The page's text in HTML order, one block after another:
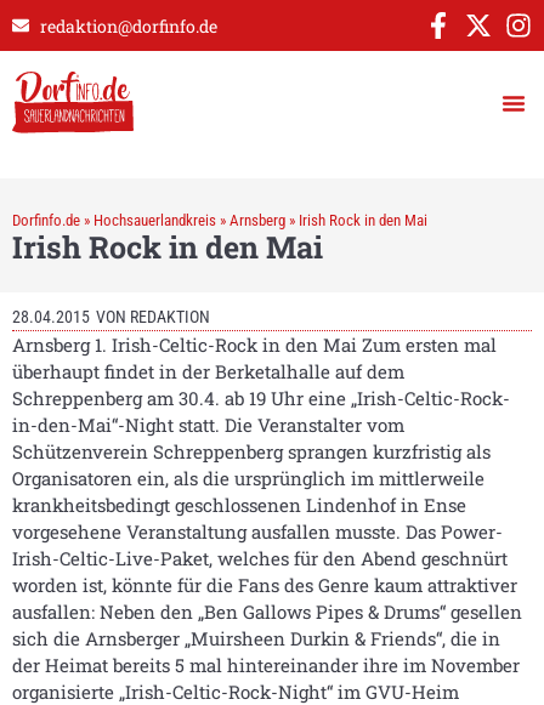
redaktion@dorfinfo.de
Dorfinfo.de » Hochsauerlandkreis » Arnsberg » Irish Rock in den Mai
Irish Rock in den Mai
28.04.2015 VON REDAKTION
Arnsberg 1. Irish-Celtic-Rock in den Mai Zum ersten mal
überhaupt findet in der Berketalhalle auf dem
Schreppenberg am 30.4. ab 19 Uhr eine „Irish-Celtic-Rock-
in-den-Mai“-Night statt. Die Veranstalter vom
Schützenverein Schreppenberg sprangen kurzfristig als
Organisatoren ein, als die ursprünglich im mittlerweile
krankheitsbedingt geschlossenen Lindenhof in Ense
vorgesehene Veranstaltung ausfallen musste. Das Power-
Irish-Celtic-Live-Paket, welches für den Abend geschnürt
worden ist, könnte für die Fans des Genre kaum attraktiver
ausfallen: Neben den „Ben Gallows Pipes & Drums“ gesellen
sich die Arnsberger „Muirsheen Durkin & Friends“, die in
der Heimat bereits 5 mal hintereinander ihre im November
organisierte „Irish-Celtic-Rock-Night“ im GVU-Heim